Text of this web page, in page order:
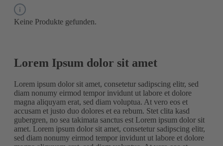
Keine Produkte gefunden.
Lorem Ipsum dolor sit amet
Lorem ipsum dolor sit amet, consetetur sadipscing elitr, sed
diam nonumy eirmod tempor invidunt ut labore et dolore
magna aliquyam erat, sed diam voluptua. At vero eos et
accusam et justo duo dolores et ea rebum. Stet clita kasd
gubergren, no sea takimata sanctus est Lorem ipsum dolor sit
amet. Lorem ipsum dolor sit amet, consetetur sadipscing elitr,
sed diam nonumy eirmod tempor invidunt ut labore et dolore